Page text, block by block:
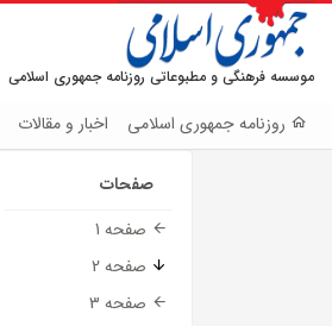
موسسه فرهنگی و مطبوعاتی روزنامه جمهوری اسلامی
روزنامه جمهوری اسلامی اخبار و مقالات
صفحات
صفحه 1
صفحه 2
صفحه 3